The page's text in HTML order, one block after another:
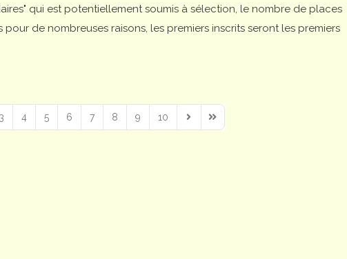
qui est potentiellement soumis à sélection, le nombre de places
de nombreuses raisons, les premiers inscrits seront les premiers
3 4 5 6 7 8 9 10
Next PageLast Page